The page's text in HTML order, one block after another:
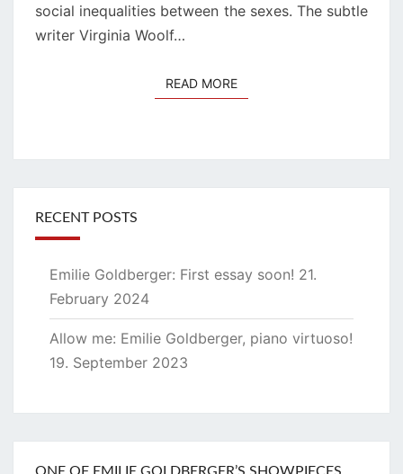
social inequalities between the sexes. The subtle
writer Virginia Woolf…
READ MOREREAD MORE
RECENT POSTS
Emilie Goldberger: First essay soon! 21.
February 2024
Allow me: Emilie Goldberger, piano virtuoso!
19. September 2023